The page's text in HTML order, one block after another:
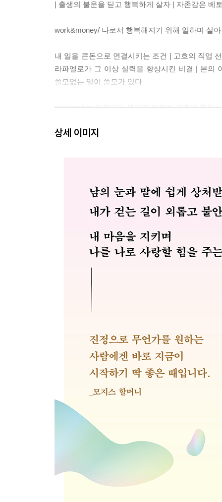
| 출생의 불운을 딛고 행복하게 살자 | 자존감은 베
work&money/ 나로서 행복해지기 위해 일하며 살
내 일을 큰돈으로 연결시키는 조건 | 고흐의 직업
라파엘로가 그 이상 실력을 향상시킨 비결 | 본의
쓸모없는 일이 쓸모가 있다
relationship/ 어른이라 했지만 여전히 관계에 힘든
생각이 달라도 친구로 지내자 | 이별 후를 견디는
샤넬의 힘, 나는 취향을 타협하지 않는다 | 계획은
완성하는 보테로식 여행법 | 성공을 또 다른 성
상세 이미지